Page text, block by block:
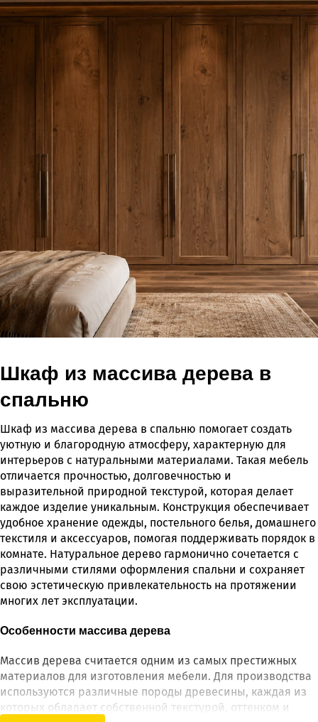
Шкаф из массива дерева в
спальню
Шкаф из массива дерева в спальню помогает создать
уютную и благородную атмосферу, характерную для
интерьеров с натуральными материалами. Такая мебель
отличается прочностью, долговечностью и
выразительной природной текстурой, которая делает
каждое изделие уникальным. Конструкция обеспечивает
удобное хранение одежды, постельного белья, домашнего
текстиля и аксессуаров, помогая поддерживать порядок в
комнате. Натуральное дерево гармонично сочетается с
различными стилями оформления спальни и сохраняет
свою эстетическую привлекательность на протяжении
многих лет эксплуатации.
Особенности массива дерева
Массив дерева считается одним из самых престижных
материалов для изготовления мебели. Для производства
используются различные породы древесины, каждая из
которых обладает собственной текстурой, оттенком и